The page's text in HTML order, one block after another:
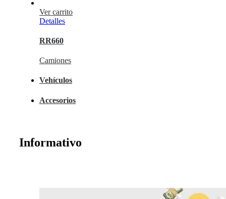
Ver carrito
Detalles
RR660
Camiones
Vehículos
Accesorios
Informativo